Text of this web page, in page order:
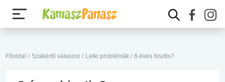
Főoldal / Szakértő válaszol / Lelki problémák / 8 éves hisztis?